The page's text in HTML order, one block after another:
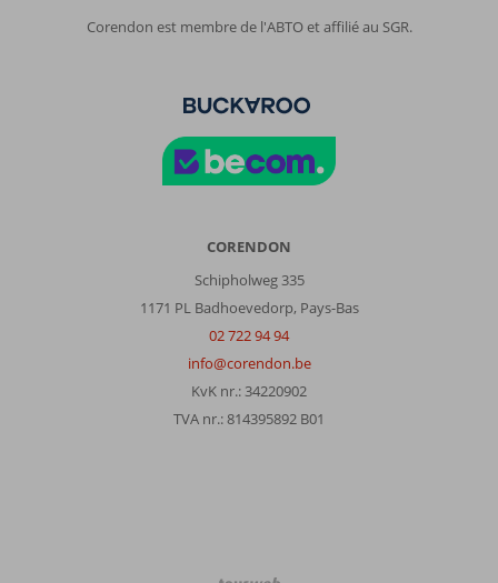
Corendon est membre de l'ABTO et affilié au SGR.
CORENDON
Schipholweg 335
1171 PL Badhoevedorp, Pays-Bas
02 722 94 94
info@corendon.be
KvK nr.: 34220902
TVA nr.: 814395892 B01